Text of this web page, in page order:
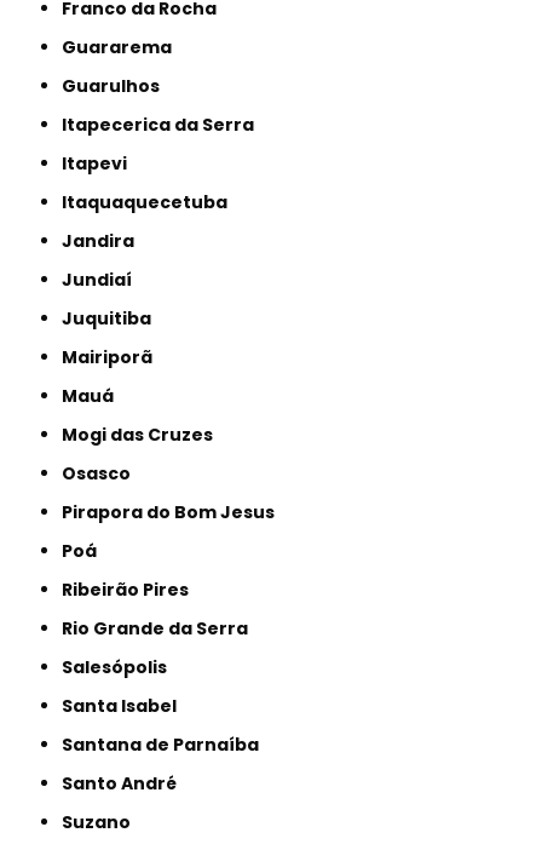
Franco da Rocha
Guararema
Guarulhos
Itapecerica da Serra
Itapevi
Itaquaquecetuba
Jandira
Jundiaí
Juquitiba
Mairiporã
Mauá
Mogi das Cruzes
Osasco
Pirapora do Bom Jesus
Poá
Ribeirão Pires
Rio Grande da Serra
Salesópolis
Santa Isabel
Santana de Parnaíba
Santo André
Suzano